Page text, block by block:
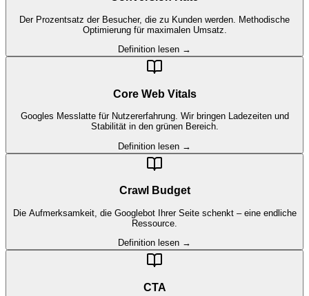
Der Prozentsatz der Besucher, die zu Kunden werden. Methodische
Optimierung für maximalen Umsatz.
Definition lesen →
Core Web Vitals
Googles Messlatte für Nutzererfahrung. Wir bringen Ladezeiten und
Stabilität in den grünen Bereich.
Definition lesen →
Crawl Budget
Die Aufmerksamkeit, die Googlebot Ihrer Seite schenkt – eine endliche
Ressource.
Definition lesen →
CTA